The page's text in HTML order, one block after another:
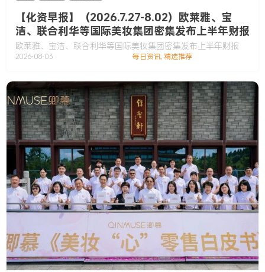
【化资早报】（2026.7.27-8.02）欧莱雅、宝
洁、联合利华等国际美妆集团密集发布上半年财报
欧莱雅、宝洁、联合利华等国际美妆集团密集发布上半年财报
2026-08-03 每日资讯,精选推荐